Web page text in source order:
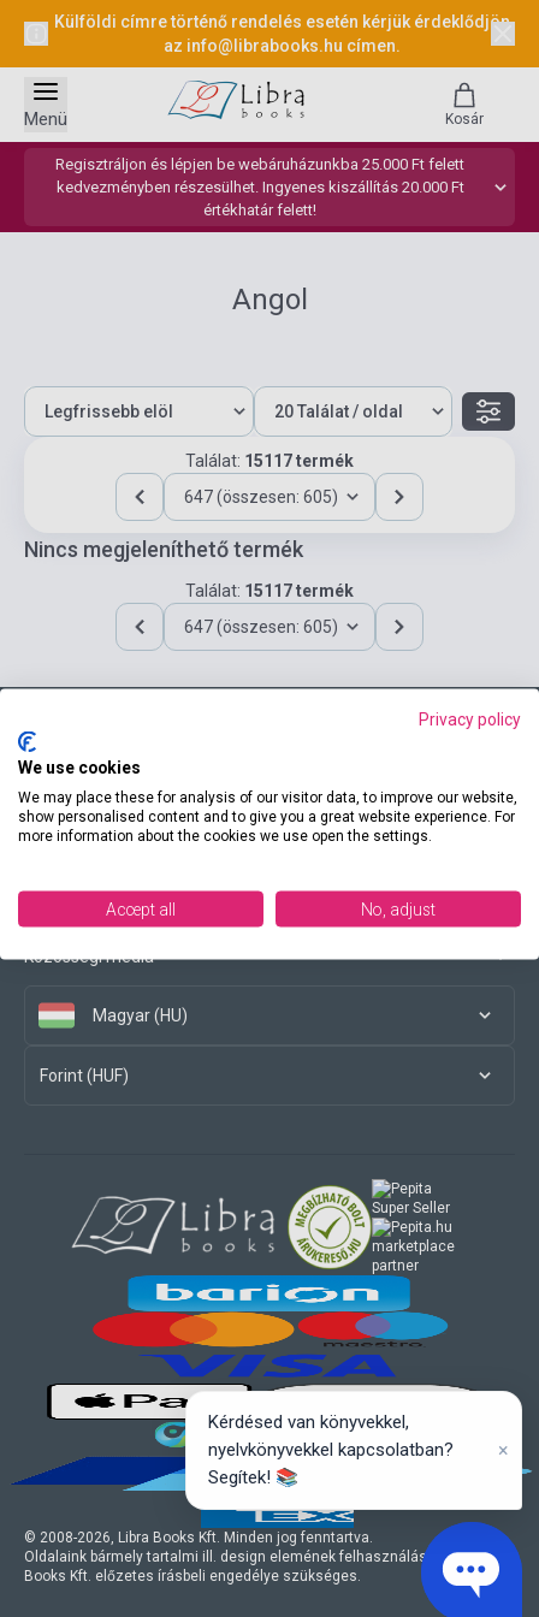
Külföldi címre történő rendelés esetén kérjük érdeklődjön
az info@librabooks.hu címen.
Regisztráljon és lépjen be webáruházunkba 25.000 Ft felett
kedvezményben részesülhet. Ingyenes kiszállítás 20.000 Ft
értékhatár felett!
Menü Kosár
Angol
Találat: 15117 termék
647 (összesen: 605)
Nincs megjeleníthető termék
Találat: 15117 termék
647 (összesen: 605)
Elérhetőségeink
Közösségi média
Magyar (HU)
Forint (HUF)
© 2008-2026, Libra Books Kft. Minden jog fenntartva.
Oldalaink bármely tartalmi ill. design elemének felhasználásához a Libra
Books Kft. előzetes írásbeli engedélye szükséges.
marketplace
partner
Privacy policy
We use cookies
We may place these for analysis of our visitor data, to improve our website,
show personalised content and to give you a great website experience. For
more information about the cookies we use open the settings.
Accept all No, adjust
Kérdésed van könyvekkel,
nyelvkönyvekkel kapcsolatban?
Segítek! 📚
×